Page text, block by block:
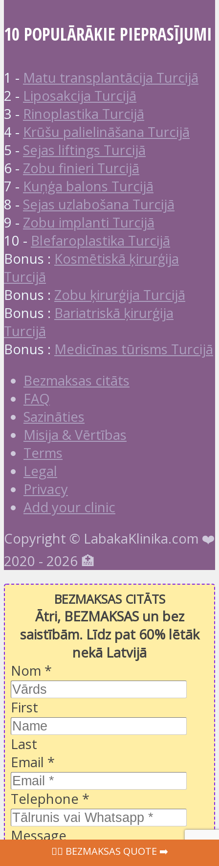
10 POPULĀRĀKIE PIEPRASĪJUMI
1 - Matu transplantācija Turcijā
2 - Liposakcija Turcijā
3 - Rinoplastika Turcijā
4 - Krūšu palielināšana Turcijā
5 - Sejas liftings Turcijā
6 - Zobu finieri Turcijā
7 - Kuņģa balons Turcijā
8 - Sejas uzlabošana Turcijā
9 - Zobu implanti Turcijā
10 - Blefaroplastika Turcijā
Bonus : Kosmētiskā ķirurģija
Turcijā
Bonus : Zobu ķirurģija Turcijā
Bonus : Bariatriskā ķirurģija
Turcijā
Bonus : Medicīnas tūrisms Turcijā
Bezmaksas citāts
FAQ
Sazināties
Misija & Vērtības
Terms
Legal
Privacy
Add your clinic
Copyright © LabakaKlinika.com ❤️
2020 - 2026 🏥
BEZMAKSAS CITĀTS
Ātri, BEZMAKSAS un bez
saistībām. Līdz pat 60% lētāk
nekā Latvijā
Nom *
First
Last
Email *
Telephone *
Message
‍👩‍⚕ BEZMAKSAS QUOTE ➡️